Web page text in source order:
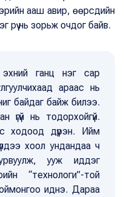
ааш авир, өөрсдийн
рүү нь зорьж очдог байв.
ганц нэг сар
араас нь
байдаг байж билээ.
үгүй нь тодорхойгүй.
ходоод дүүрэн. Ийм
хоол ундандаа ч
ууж иддэг
“технологи”-той
иднэ. Дараа